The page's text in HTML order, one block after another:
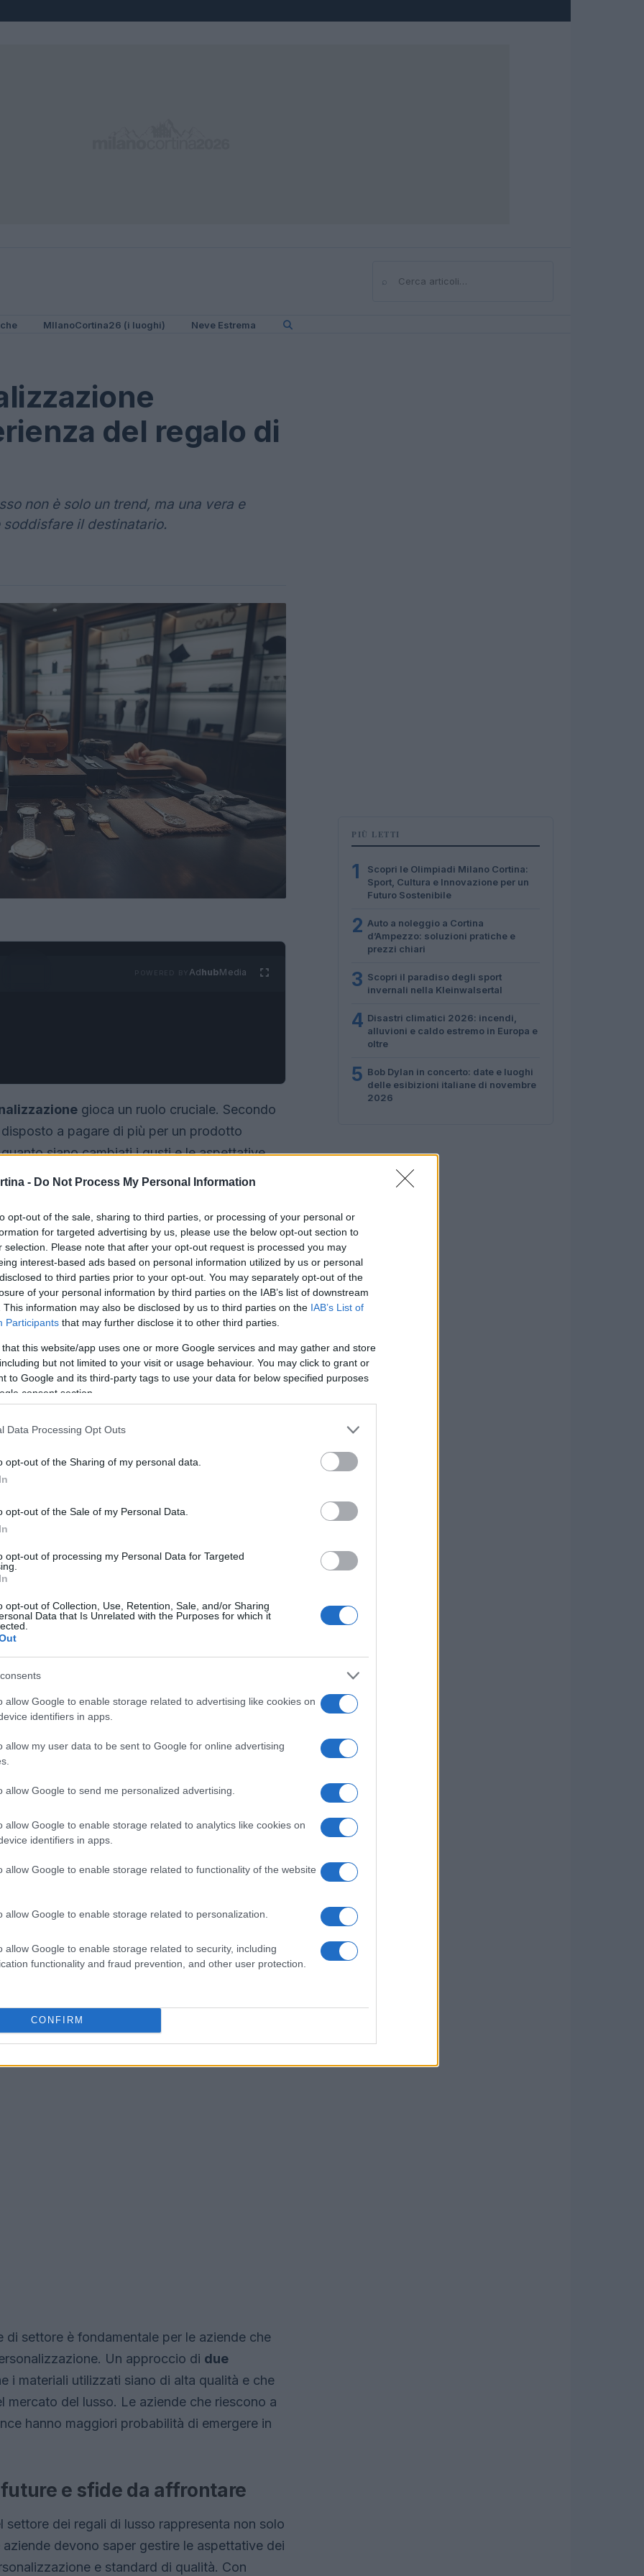
- Do Not Process My Personal Information
opt-out of the sale, sharing to third parties, or processing of your personal or
for targeted advertising by us, please use the below opt-out section to
selection. Please note that after your opt-out request is processed you may
interest-based ads based on personal information utilized by us or personal
to third parties prior to your opt-out. You may separately opt-out of the
of your personal information by third parties on the IAB’s list of downstream
This information may also be disclosed by us to third parties on the IAB’s List of
Participants that may further disclose it to other third parties.
that this website/app uses one or more Google services and may gather and store
but not limited to your visit or usage behaviour. You may click to grant or
to Google and its third-party tags to use your data for below specified purposes
consent section.
Data Processing Opt Outs
opt-out of the Sharing of my personal data.
opt-out of the Sale of my Personal Data.
opt-out of processing my Personal Data for Targeted
opt-out of Collection, Use, Retention, Sale, and/or Sharing
Data that Is Unrelated with the Purposes for which it
allow Google to enable storage related to advertising like cookies on
identifiers in apps.
allow my user data to be sent to Google for online advertising
allow Google to send me personalized advertising.
allow Google to enable storage related to analytics like cookies on
identifiers in apps.
allow Google to enable storage related to functionality of the website
allow Google to enable storage related to personalization.
allow Google to enable storage related to security, including
functionality and fraud prevention, and other user protection.
CONFIRM
⌕Cerca
MIlanoCortina26 (i luoghi) Neve Estrema
del regalo di
non è solo un trend, ma una vera e
il destinatario.
AdhubMedia
gioca un ruolo cruciale. Secondo
a pagare di più per un prodotto
siano cambiati i gusti e le aspettative
evolute, e la preferenza per articoli unici e
nei regali
a secoli fa, quando i regali venivano
destinatario. Tuttavia, è stata lacrisi
consapevolezza maggiore riguardo al valore
si osserva come, dopo la crisi, i clienti
profondi nei loro acquisti, non limitandosi
crescente domanda di regali
ma espressioni di affetto e considerazione.
creando soluzioni che vanno oltre la
regalo personalizzabile non è solo un
una strategia vincente per fidelizzarli. La cura
di un regalo possono influenzare
sua soddisfazione. I numeri parlano chiaro:
e a raccomandare il servizio.
trend di mercato
dell’interesse per la personalizzazione, con
(CAGR)del15%negli ultimi cinque anni.
possa migliorare non solo
di profitto delle aziende. Offrire un servizio
anche di giustificare prezzi più elevati,
di settore è fondamentale per le aziende che
Un approccio di due
i materiali utilizzati siano di alta qualità e che
del lusso. Le aziende che riescono a
hanno maggiori probabilità di emergere in
e sfide da affrontare
dei regali di lusso rappresenta non solo
devono saper gestire le aspettative dei
e standard di qualità. Con
PIÙ LETTI
1
Scopri le Olimpiadi Milano Cortina:
Sport, Cultura e Innovazione per un
Futuro Sostenibile
2 Auto a noleggio a Cortina
d’Ampezzo: soluzioni pratiche e
prezzi chiari
3 Scopri il paradiso degli sport
invernali nella Kleinwalsertal
4 Disastri climatici 2026: incendi,
alluvioni e caldo estremo in Europa e
oltre
5 Bob Dylan in concerto: date e luoghi
delle esibizioni italiane di novembre
2026